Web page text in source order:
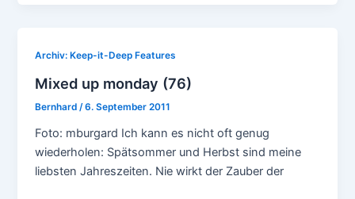
Archiv: Keep-it-Deep Features
Mixed up monday (76)
Bernhard/6. September 2011
Foto: mburgard Ich kann es nicht oft genug
wiederholen: Spätsommer und Herbst sind meine
liebsten Jahreszeiten. Nie wirkt der Zauber der